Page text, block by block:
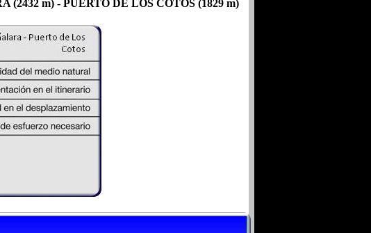
(2432 m) - PUERTO DE LOS COTOS (1829 m)